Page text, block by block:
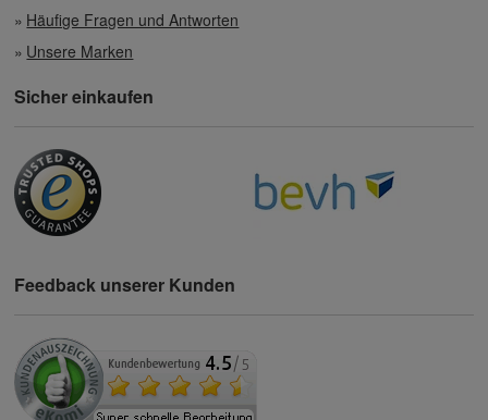
Häufige Fragen und Antworten
Unsere Marken
Sicher einkaufen
Feedback unserer Kunden